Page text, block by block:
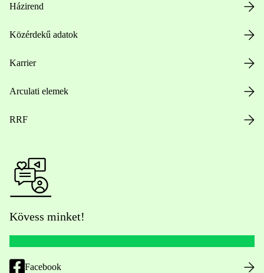
Házirend
Közérdekű adatok
Karrier
Arculati elemek
RRF
Kövess minket!
Facebook